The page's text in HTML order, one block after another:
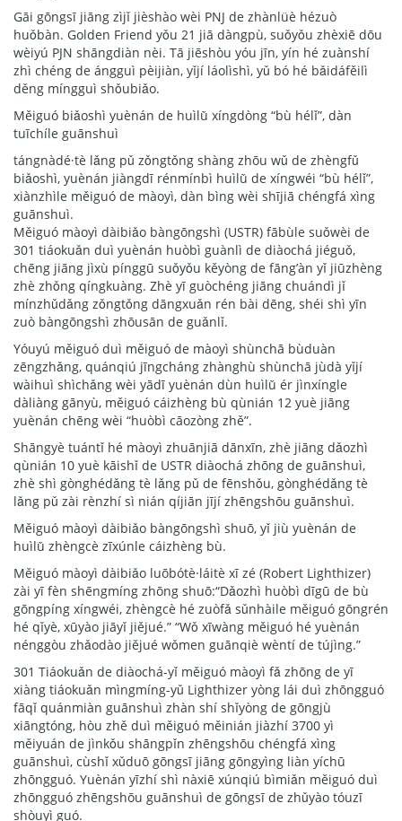
Gāi gōngsī jiāng zìjǐ jièshào wèi PNJ de zhànlüè hézuò
huǒbàn. Golden Friend yǒu 21 jiā dàngpù, suǒyǒu zhèxiē dōu
wèiyú PJN shāngdiàn nèi. Tā jiēshòu yóu jīn, yín hé zuànshí
zhì chéng de ángguì pèijiàn, yǐjí láolìshì, yǔ bó hé bǎidáfěilì
děng míngguì shǒubiǎo.
Měiguó biǎoshì yuènán de huìlǜ xíngdòng “bù hélǐ”, dàn
tuīchíle guānshuì
tángnàdé·tè lǎng pǔ zǒngtǒng shàng zhōu wǔ de zhèngfǔ
biǎoshì, yuènán jiàngdī rénmínbì huìlǜ de xíngwéi “bù hélǐ”,
xiànzhìle měiguó de màoyì, dàn bìng wèi shījiā chéngfá xìng
guānshuì.
Měiguó màoyì dàibiǎo bàngōngshì (USTR) fābùle suǒwèi de
301 tiáokuǎn duì yuènán huòbì guànlì de diàochá jiéguǒ,
chēng jiāng jìxù pínggū suǒyǒu kěyòng de fāng’àn yǐ jiūzhèng
zhè zhǒng qíngkuàng. Zhè yī guòchéng jiāng chuándì jǐ
mínzhǔdǎng zǒngtǒng dāngxuǎn rén bài dēng, shéi shì yīn
zuò bàngōngshì zhōusān de guǎnlǐ.
Yóuyú měiguó duì měiguó de màoyì shùnchā bùduàn
zēngzhǎng, quánqiú jīngcháng zhànghù shùnchā jùdà yǐjí
wàihuì shìchǎng wèi yādī yuènán dùn huìlǜ ér jìnxíngle
dàliàng gānyù, měiguó cáizhèng bù qùnián 12 yuè jiāng
yuènán chēng wèi “huòbì cāozòng zhě”.
Shāngyè tuántǐ hé màoyì zhuānjiā dānxīn, zhè jiāng dǎozhì
qùnián 10 yuè kāishǐ de USTR diàochá zhōng de guānshuì,
zhè shì gònghédǎng tè lǎng pǔ de fēnshǒu, gònghédǎng tè
lǎng pǔ zài rènzhí sì nián qíjiān jījí zhēngshōu guānshuì.
Měiguó màoyì dàibiǎo bàngōngshì shuō, yǐ jiù yuènán de
huìlǜ zhèngcè zīxúnle cáizhèng bù.
Měiguó màoyì dàibiǎo luōbótè·láitè xī zé (Robert Lighthizer)
zài yī fèn shēngmíng zhōng shuō:“Dǎozhì huòbì dīgū de bù
gōngpíng xíngwéi, zhèngcè hé zuòfǎ sǔnhàile měiguó gōngrén
hé qǐyè, xūyào jiāyǐ jiějué.” “Wǒ xīwàng měiguó hé yuènán
nénggòu zhǎodào jiějué wǒmen guānqiè wèntí de tújìng.”
301 Tiáokuǎn de diàochá-yǐ měiguó màoyì fǎ zhōng de yī
xiàng tiáokuǎn mìngmíng-yǔ Lighthizer yòng lái duì zhōngguó
fāqǐ quánmiàn guānshuì zhàn shí shǐyòng de gōngjù
xiāngtóng, hòu zhě duì měiguó měinián jiàzhí 3700 yì
měiyuán de jìnkǒu shāngpǐn zhēngshōu chéngfá xìng
guānshuì, cùshǐ xǔduō gōngsī jiāng gōngyìng liàn yíchū
zhōngguó. Yuènán yīzhí shì nàxiē xúnqiú bìmiǎn měiguó duì
zhōngguó zhēngshōu guānshuì de gōngsī de zhǔyào tóuzī
shòuyì guó.